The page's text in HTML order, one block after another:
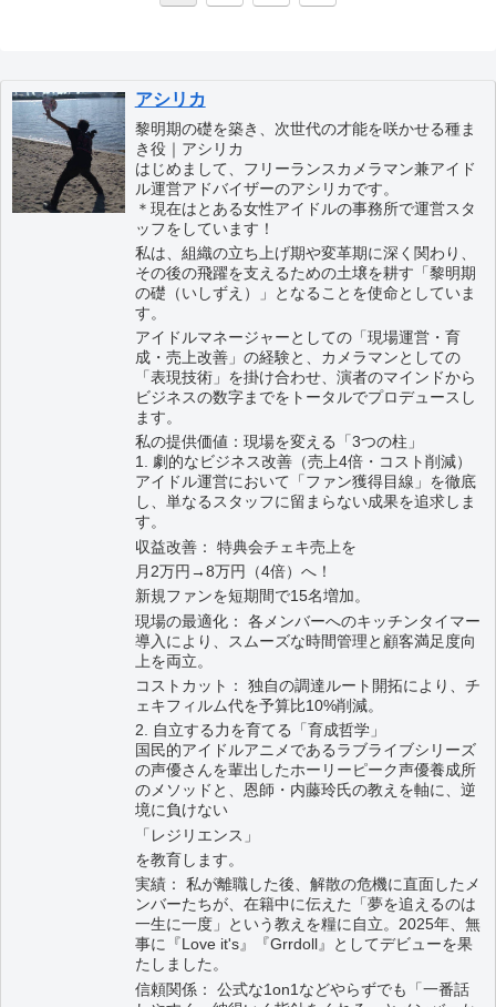
アシリカ
黎明期の礎を築き、次世代の才能を咲かせる種ま
き役｜アシリカ
はじめまして、フリーランスカメラマン兼アイド
ル運営アドバイザーのアシリカです。
＊現在はとある女性アイドルの事務所で運営スタ
ッフをしています！
私は、組織の立ち上げ期や変革期に深く関わり、
その後の飛躍を支えるための土壌を耕す「黎明期
の礎（いしずえ）」となることを使命としていま
す。
アイドルマネージャーとしての「現場運営・育
成・売上改善」の経験と、カメラマンとしての
「表現技術」を掛け合わせ、演者のマインドから
ビジネスの数字までをトータルでプロデュースし
ます。
私の提供価値：現場を変える「3つの柱」
1. 劇的なビジネス改善（売上4倍・コスト削減）
アイドル運営において「ファン獲得目線」を徹底
し、単なるスタッフに留まらない成果を追求しま
す。
収益改善： 特典会チェキ売上を
月2万円→8万円（4倍）へ！
新規ファンを短期間で15名増加。
現場の最適化： 各メンバーへのキッチンタイマー
導入により、スムーズな時間管理と顧客満足度向
上を両立。
コストカット： 独自の調達ルート開拓により、チ
ェキフィルム代を予算比10%削減。
2. 自立する力を育てる「育成哲学」
国民的アイドルアニメであるラブライブシリーズ
の声優さんを輩出したホーリーピーク声優養成所
のメソッドと、恩師・内藤玲氏の教えを軸に、逆
境に負けない
「レジリエンス」
を教育します。
実績： 私が離職した後、解散の危機に直面したメ
ンバーたちが、在籍中に伝えた「夢を追えるのは
一生に一度」という教えを糧に自立。2025年、無
事に『Love it's』『Grrdoll』としてデビューを果
たしました。
信頼関係： 公式な1on1などやらずでも「一番話